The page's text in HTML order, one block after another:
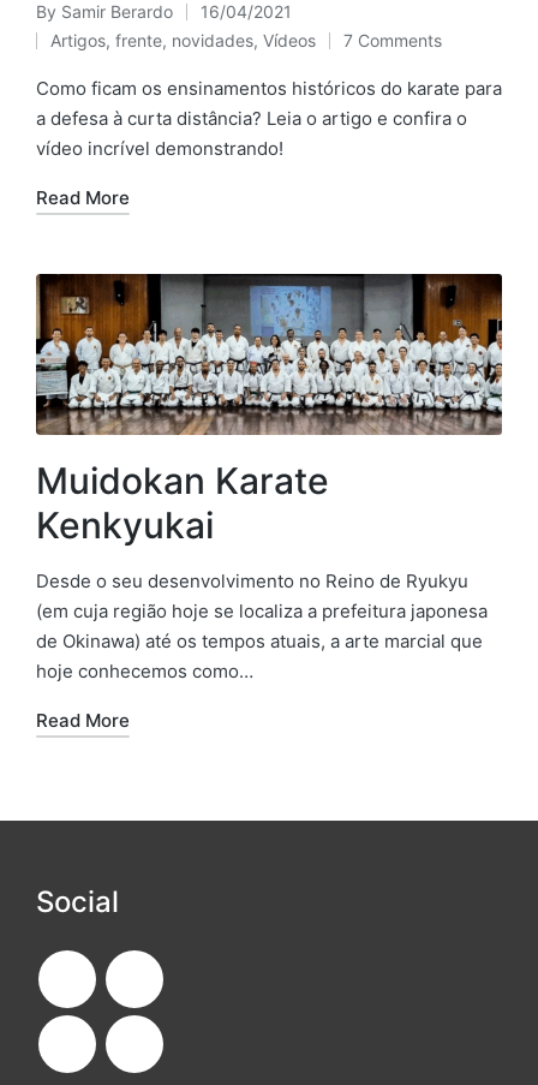
Posted
by
By Samir Berardo 16/04/2021
Posted
in
Artigos, frente, novidades, Vídeos 7 Comments
Como ficam os ensinamentos históricos do karate para
a defesa à curta distância? Leia o artigo e confira o
vídeo incrível demonstrando!
Read More
Muidokan Karate
Kenkyukai
Desde o seu desenvolvimento no Reino de Ryukyu
(em cuja região hoje se localiza a prefeitura japonesa
de Okinawa) até os tempos atuais, a arte marcial que
hoje conhecemos como…
Read More
Social